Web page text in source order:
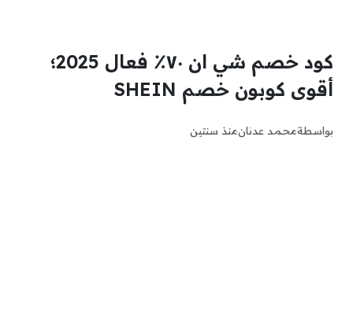
كود خصم شي ان ٧٠٪ فعال 2025؛
أقوى كوبون خصم SHEIN
بواسطةمحمد عدنانمنذ سنتين